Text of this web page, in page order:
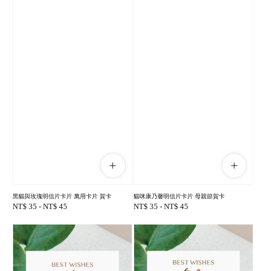
黑貓與玫瑰明信片卡片 萬用卡片 賀卡
Regular
NT$ 35 - NT$ 45
貓咪康乃馨明信片卡片 母親節賀卡
Regular
NT$ 35 - NT$ 45